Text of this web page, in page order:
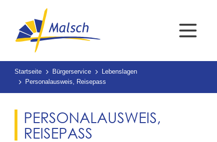
Startseite Bürgerservice
Lebenslagen
Personalausweis, Reisepass
PERSONALAUSWEIS,
REISEPASS